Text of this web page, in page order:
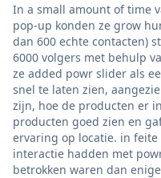
In a small amount of time
pop-up konden ze grow
dan 600 echte contacten)
6000 volgers met behulp
ze added powr slider als
snel te laten zien,
zijn, hoe de producten er
producten goed zien en
ervaring op locatie. in
interactie hadden met
betrokken waren dan